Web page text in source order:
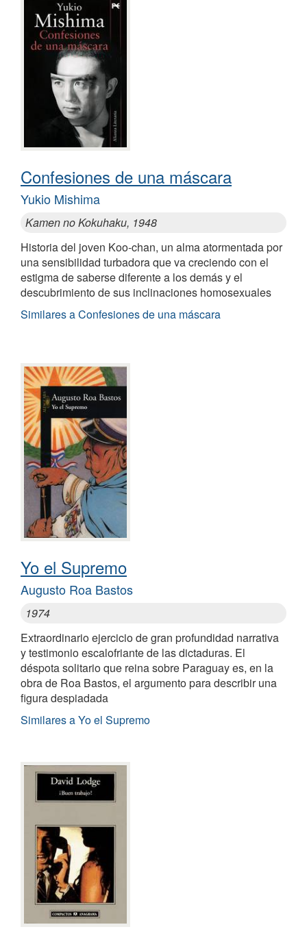
Confesiones de una máscara
Yukio Mishima
Kamen no Kokuhaku, 1948
Historia del joven Koo-chan, un alma atormentada por
una sensibilidad turbadora que va creciendo con el
estigma de saberse diferente a los demás y el
descubrimiento de sus inclinaciones homosexuales
Similares a Confesiones de una máscara
Yo el Supremo
Augusto Roa Bastos
1974
Extraordinario ejercicio de gran profundidad narrativa
y testimonio escalofriante de las dictaduras. El
déspota solitario que reina sobre Paraguay es, en la
obra de Roa Bastos, el argumento para describir una
figura despiadada
Similares a Yo el Supremo